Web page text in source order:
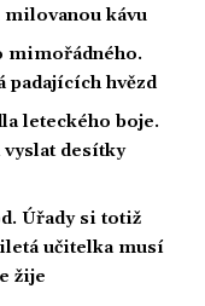
kávu
mimořádného.
padajících hvězd
leteckého boje.
desítky
Úřady si totiž
učitelka musí
žije